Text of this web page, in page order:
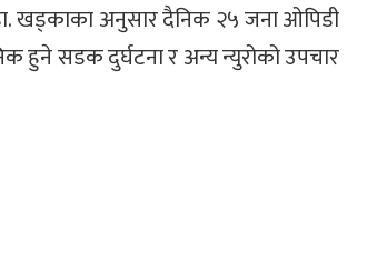
खड्काका अनुसार दैनिक २५ जना ओपिडी
हुने सडक दुर्घटना र अन्य न्युरोको उपचार